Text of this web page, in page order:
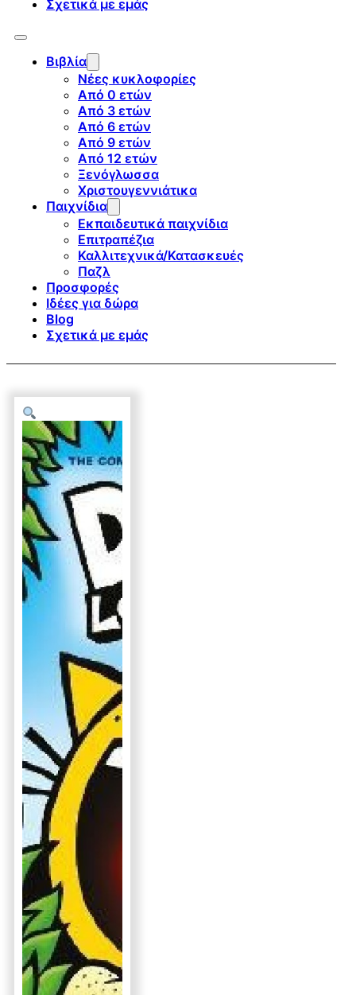
Σχετικά με εμάς
Βιβλία
Νέες κυκλοφορίες
Από 0 ετών
Από 3 ετών
Από 6 ετών
Από 9 ετών
Από 12 ετών
Ξενόγλωσσα
Χριστουγεννιάτικα
Παιχνίδια
Εκπαιδευτικά παιχνίδια
Επιτραπέζια
Καλλιτεχνικά/Κατασκευές
Παζλ
Προσφορές
Ιδέες για δώρα
Blog
Σχετικά με εμάς